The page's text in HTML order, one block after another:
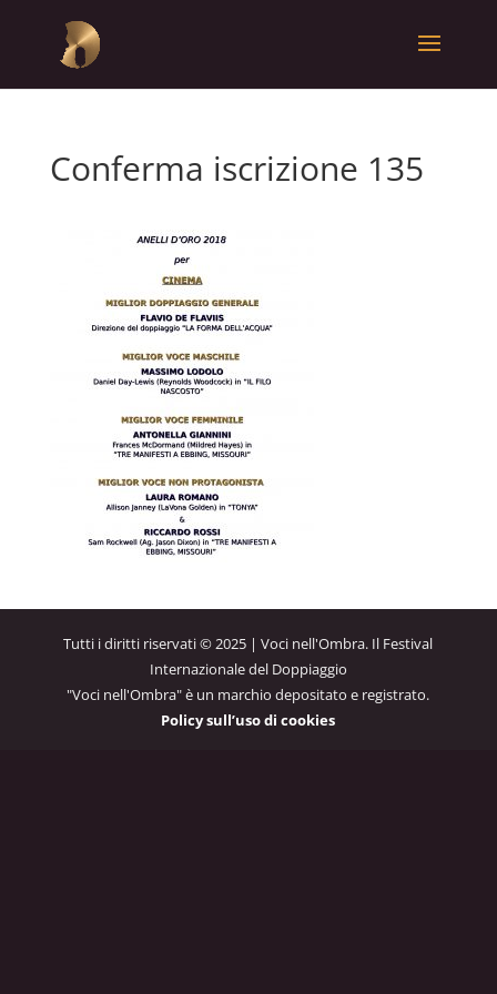
Conferma iscrizione 135
Tutti i diritti riservati © 2025 | Voci nell'Ombra. Il Festival
Internazionale del Doppiaggio
"Voci nell'Ombra" è un marchio depositato e registrato.
Policy sull’uso di cookies